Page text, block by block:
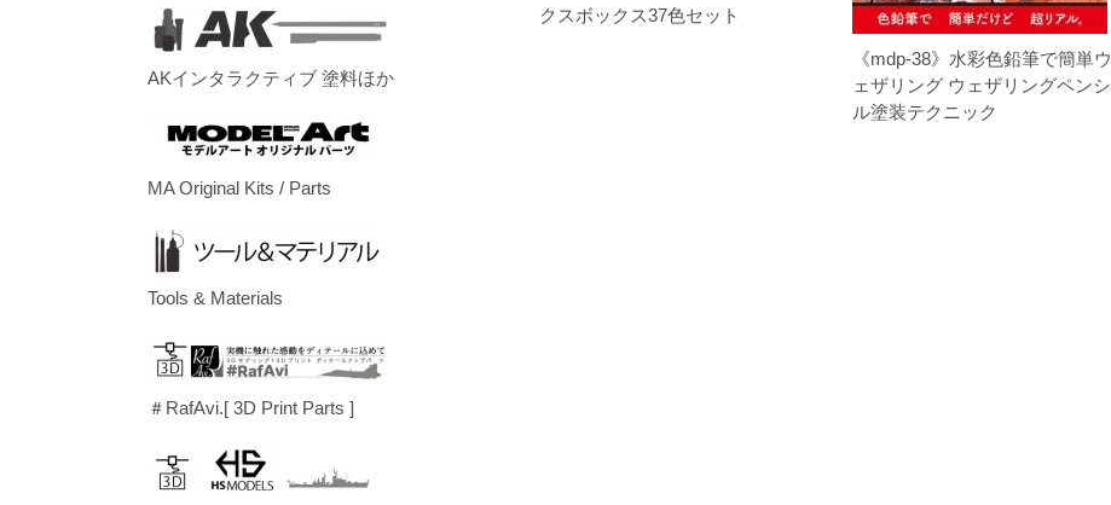
クスボックス37色セット
《mdp-38》水彩色鉛筆で簡単ウ
ェザリング ウェザリングペンシ
ル塗装テクニック
AKインタラクティブ 塗料ほか
MA Original Kits / Parts
Tools & Materials
＃RafAvi.[ 3D Print Parts ]